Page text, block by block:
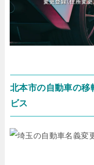
北本市の自動車の移
ビス